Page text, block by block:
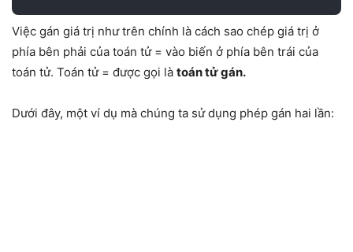
Việc gán giá trị như trên chính là cách sao chép giá trị ở
phía bên phải của toán tử = vào biến ở phía bên trái của
toán tử. Toán tử = được gọi là toán tử gán.
Dưới đây, một ví dụ mà chúng ta sử dụng phép gán hai lần: